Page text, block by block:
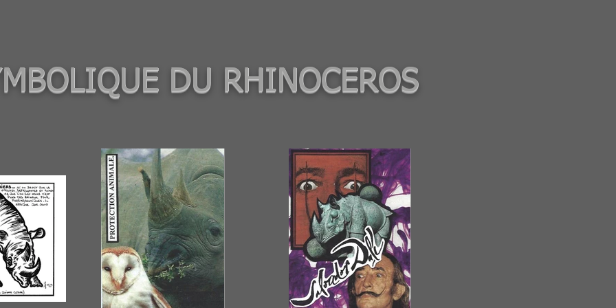
DU RHINOCEROS